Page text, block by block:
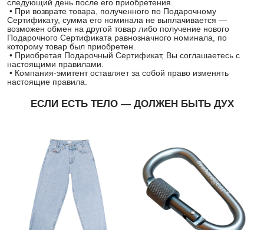
следующий день после его приобретения.
• При возврате товара, полученного по Подарочному
Сертификату, сумма его номинала не выплачивается —
возможен обмен на другой товар либо получение нового
Подарочного Сертификата равнозначного номинала, по
которому товар был приобретен.
• Приобретая Подарочный Сертификат, Вы соглашаетесь с
настоящими правилами.
• Компания-эмитент оставляет за собой право изменять
настоящие правила.
ЕСЛИ ЕСТЬ ТЕЛО — ДОЛЖЕН БЫТЬ ДУХ